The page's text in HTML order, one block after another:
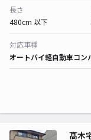
長さ
480cm 以下
対応車種
オートバイ軽自動車コン
髙木